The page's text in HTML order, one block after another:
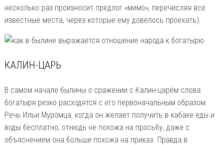
несколько раз произносит предлог «мимо», перечисляя все
известные места, через которые ему довелось проехать).
КАЛИН-ЦАРЬ
В самом начале былины о сражении с Калин-царём слова
богатыря резко расходятся с его первоначальным образом.
Речь Ильи Муромца, когда он желает получить в кабаке еды и
воды бесплатно, отнюдь не похожа на просьбу, даже с
объяснением она больше похожа на приказ. Правда в